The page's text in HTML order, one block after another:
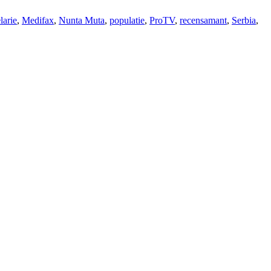
, Medifax, Nunta Muta, populatie, ProTV, recensamant, Serbia,